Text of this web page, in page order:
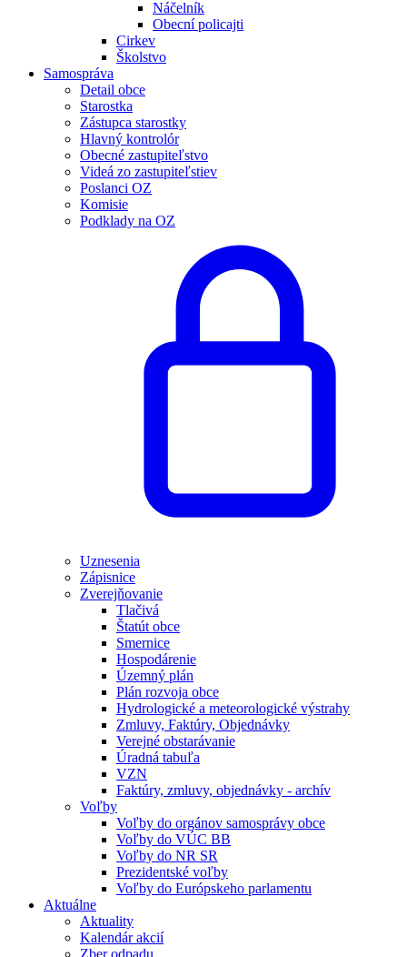
Náčelník
Obecní policajti
Cirkev
Školstvo
Samospráva
Detail obce
Starostka
Zástupca starostky
Hlavný kontrolór
Obecné zastupiteľstvo
Videá zo zastupiteľstiev
Poslanci OZ
Komisie
Podklady na OZ
Uznesenia
Zápisnice
Zverejňovanie
Tlačivá
Štatút obce
Smernice
Hospodárenie
Územný plán
Plán rozvoja obce
Hydrologické a meteorologické výstrahy
Zmluvy, Faktúry, Objednávky
Verejné obstarávanie
Úradná tabuľa
VZN
Faktúry, zmluvy, objednávky - archív
Voľby
Voľby do orgánov samosprávy obce
Voľby do VÚC BB
Voľby do NR SR
Prezidentské voľby
Voľby do Európskeho parlamentu
Aktuálne
Aktuality
Kalendár akcií
Zber odpadu